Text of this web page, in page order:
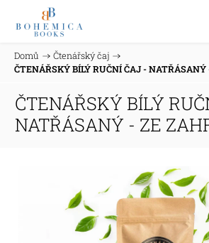
Domů / Čtenářský čaj /
ČTENÁŘSKÝ BÍLÝ RUČNÍ ČAJ -
ČTENÁŘSKÝ BÍLÝ
NATŘÁSANÝ - ZE